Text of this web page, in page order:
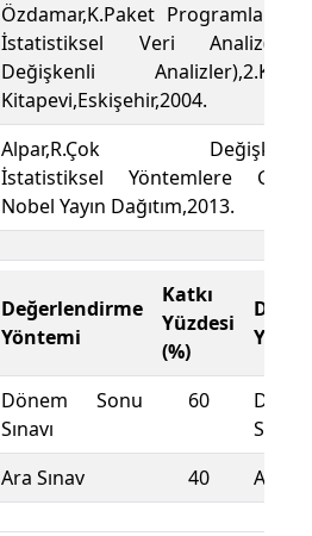
Özdamar,K.Paket Programlar ile
İstatistiksel Veri Analiz(Çok
Değişkenli Analizler),2.Kaan
Kitapevi,Eskişehir,2004.
Alpar,R.Çok Değişkenli
İstatistiksel Yöntemlere Giriş,
Nobel Yayın Dağıtım,2013.
Değerlendirme
Yöntemi
Katkı
Yüzdesi
(%)
Dönem Sonu
Sınavı
60
Sınavı
Ara Sınav
40 Ara